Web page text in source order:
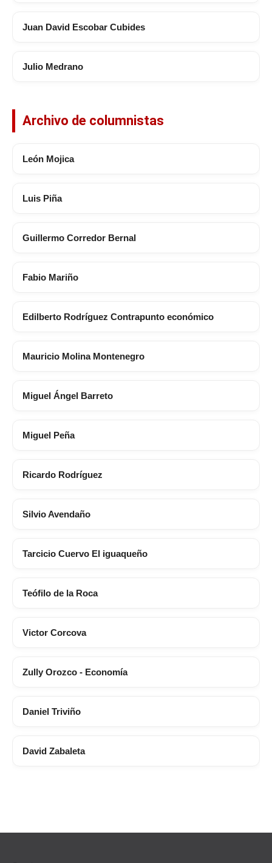
Juan David Escobar Cubides
Julio Medrano
Archivo de columnistas
León Mojica
Luis Piña
Guillermo Corredor Bernal
Fabio Mariño
Edilberto Rodríguez Contrapunto económico
Mauricio Molina Montenegro
Miguel Ángel Barreto
Miguel Peña
Ricardo Rodríguez
Silvio Avendaño
Tarcicio Cuervo El iguaqueño
Teófilo de la Roca
Victor Corcova
Zully Orozco - Economía
Daniel Triviño
David Zabaleta